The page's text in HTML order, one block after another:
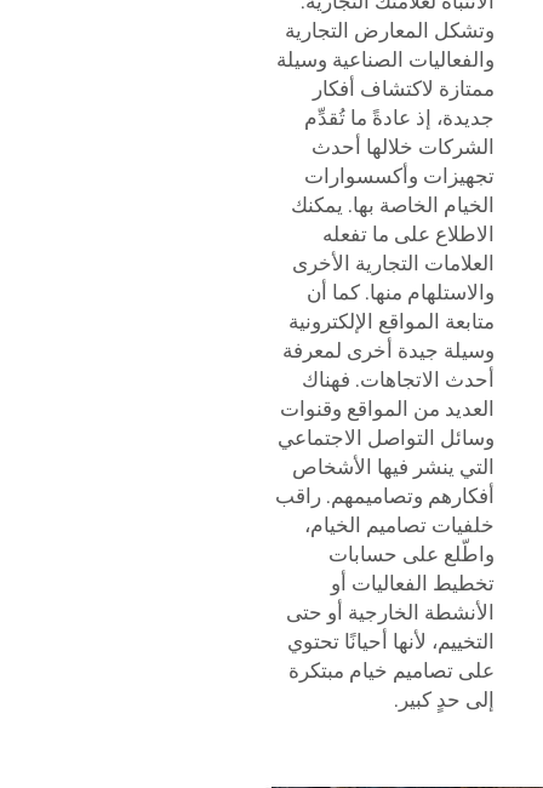
وتشكل المعارض التجارية
والفعاليات الصناعية وسيلة
ممتازة لاكتشاف أفكار
جديدة، إذ عادةً ما تُقدِّم
الشركات خلالها أحدث
تجهيزات وأكسسوارات
الخيام الخاصة بها. يمكنك
الاطلاع على ما تفعله
العلامات التجارية الأخرى
والاستلهام منها. كما أن
متابعة المواقع الإلكترونية
وسيلة جيدة أخرى لمعرفة
أحدث الاتجاهات. فهناك
العديد من المواقع وقنوات
وسائل التواصل الاجتماعي
التي ينشر فيها الأشخاص
أفكارهم وتصاميمهم. راقب
خلفيات تصاميم الخيام،
واطّلع على حسابات
تخطيط الفعاليات أو
الأنشطة الخارجية أو حتى
التخييم، لأنها أحيانًا تحتوي
على تصاميم خيام مبتكرة
إلى حدٍ كبير.